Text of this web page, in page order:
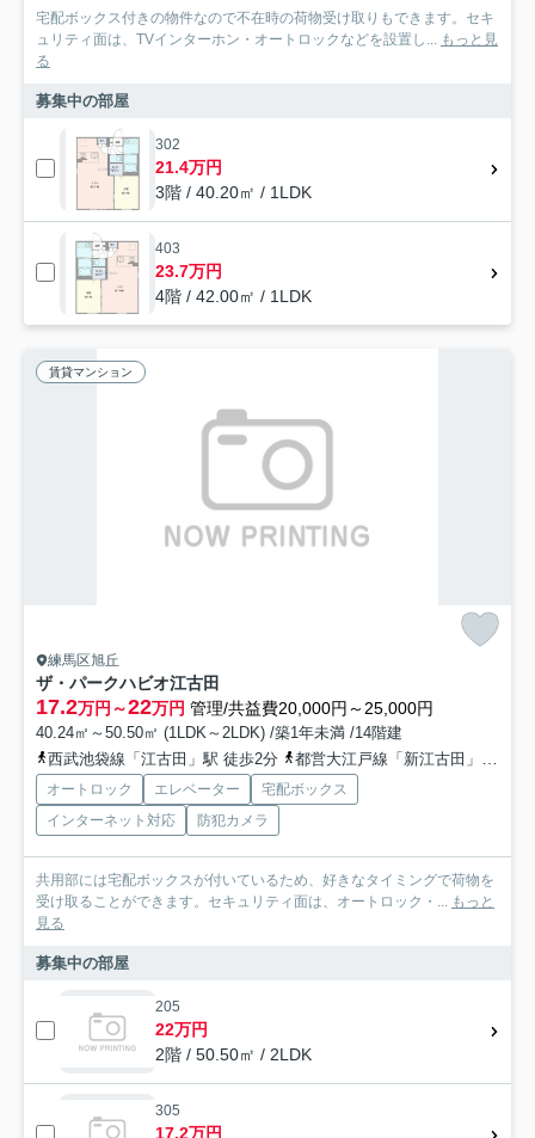
宅配ボックス付きの物件なので不在時の荷物受け取りもできます。セキ
ュリティ面は、TVインターホン・オートロックなどを設置し...
もっと見
る
募集中の部屋
302
21.4万円
3階 / 40.20㎡ / 1LDK
403
23.7万円
4階 / 42.00㎡ / 1LDK
賃貸マンション
練馬区旭丘
ザ・パークハビオ江古田
17.2万円～22万円 管理/共益費20,000円～25,000円
40.24㎡～50.50㎡ (1LDK～2LDK) /築1年未満 /14階建
西武池袋線「江古田」駅 徒歩2分
都営大江戸線「新江古田」駅 徒歩6分
オートロック エレベーター
宅配ボックス
インターネット対応
防犯カメラ
共用部には宅配ボックスが付いているため、好きなタイミングで荷物を
受け取ることができます。セキュリティ面は、オートロック・...
もっと
見る
募集中の部屋
205
22万円
2階 / 50.50㎡ / 2LDK
305
17.2万円